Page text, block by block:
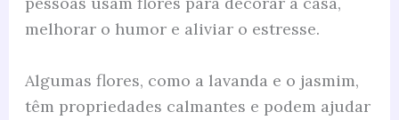
melhorar o humor e aliviar o estresse.
Algumas flores, como a lavanda e o jasmim,
têm propriedades calmantes e podem ajudar